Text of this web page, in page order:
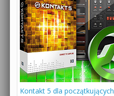
Kontakt 5 dla początkujących